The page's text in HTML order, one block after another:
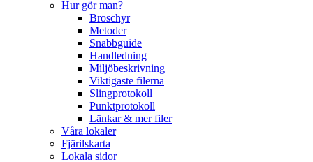
Hur gör man?
Broschyr
Metoder
Snabbguide
Handledning
Miljöbeskrivning
Viktigaste filerna
Slingprotokoll
Punktprotokoll
Länkar & mer filer
Våra lokaler
Fjärilskarta
Lokala sidor